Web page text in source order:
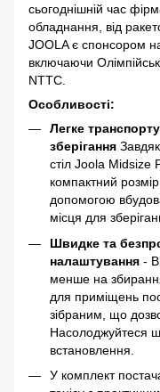
сьогоднішній час
обладнання, від
JOOLA є спонсором
включаючи
NTTC.
Особливості:
Легке
зберігання
стіл Joola Midsize
компактний
допомогою
місця для
Швидке та
налаштування -
менше на
для приміщень
зібраним, що
Насолоджуйтеся
встановлення.
У комплект